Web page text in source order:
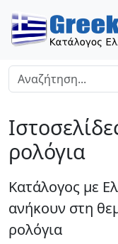
ρολόγια
Κατάλογος με
ανήκουν στη
ρολόγια